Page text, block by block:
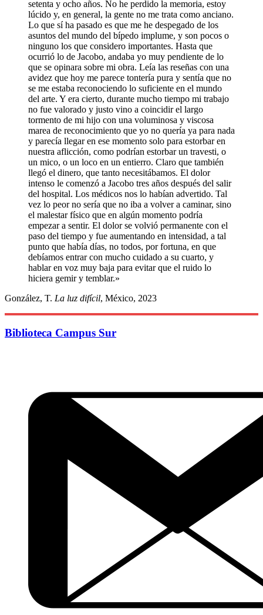
setenta y ocho años. No he perdido la memoria, estoy
lúcido y, en general, la gente no me trata como anciano.
Lo que sí ha pasado es que me he despegado de los
asuntos del mundo del bípedo implume, y son pocos o
ninguno los que considero importantes. Hasta que
ocurrió lo de Jacobo, andaba yo muy pendiente de lo
que se opinara sobre mi obra. Leía las reseñas con una
avidez que hoy me parece tontería pura y sentía que no
se me estaba reconociendo lo suficiente en el mundo
del arte. Y era cierto, durante mucho tiempo mi trabajo
no fue valorado y justo vino a coincidir el largo
tormento de mi hijo con una voluminosa y viscosa
marea de reconocimiento que yo no quería ya para nada
y parecía llegar en ese momento solo para estorbar en
nuestra aflicción, como podrían estorbar un travesti, o
un mico, o un loco en un entierro. Claro que también
llegó el dinero, que tanto necesitábamos. El dolor
intenso le comenzó a Jacobo tres años después del salir
del hospital. Los médicos nos lo habían advertido. Tal
vez lo peor no sería que no iba a volver a caminar, sino
el malestar físico que en algún momento podría
empezar a sentir. El dolor se volvió permanente con el
paso del tiempo y fue aumentando en intensidad, a tal
punto que había días, no todos, por fortuna, en que
debíamos entrar con mucho cuidado a su cuarto, y
hablar en voz muy baja para evitar que el ruido lo
hiciera gemir y temblar.»
González, T. La luz difícil, México, 2023
Biblioteca Campus Sur